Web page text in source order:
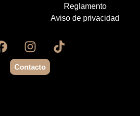
Reglamento
Aviso de privacidad
Contacto